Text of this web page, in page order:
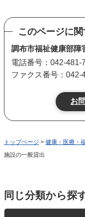
このページに
調布市福祉健康部障
電話番号：042-
ファクス番号：042-
トップページ > 健康・医療・
施設の一般貸出
同じ分類から探